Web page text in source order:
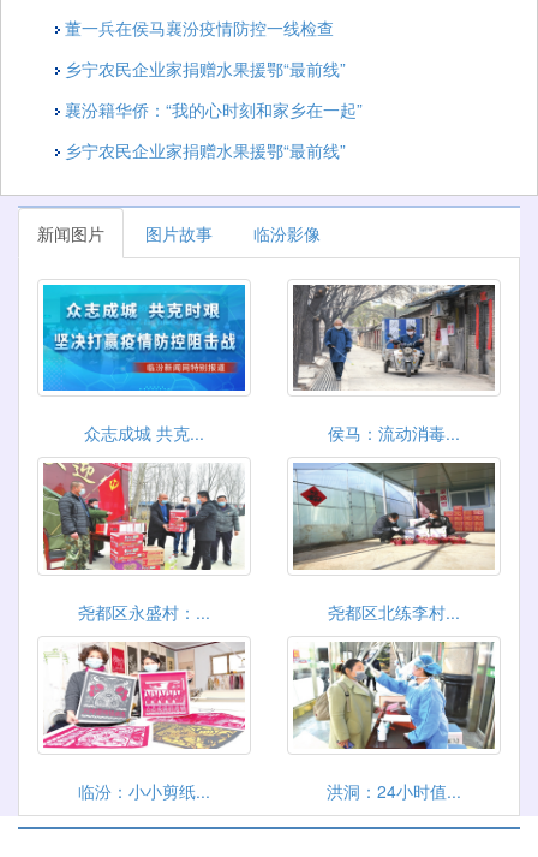
董一兵在侯马襄汾疫情防控一线检查
乡宁农民企业家捐赠水果援鄂“最前线”
襄汾籍华侨：“我的心时刻和家乡在一起”
乡宁农民企业家捐赠水果援鄂“最前线”
新闻图片 图片故事 临汾影像
众志成城 共克... 侯马：流动消毒...
尧都区永盛村：... 尧都区北练李村...
临汾：小小剪纸... 洪洞：24小时值...